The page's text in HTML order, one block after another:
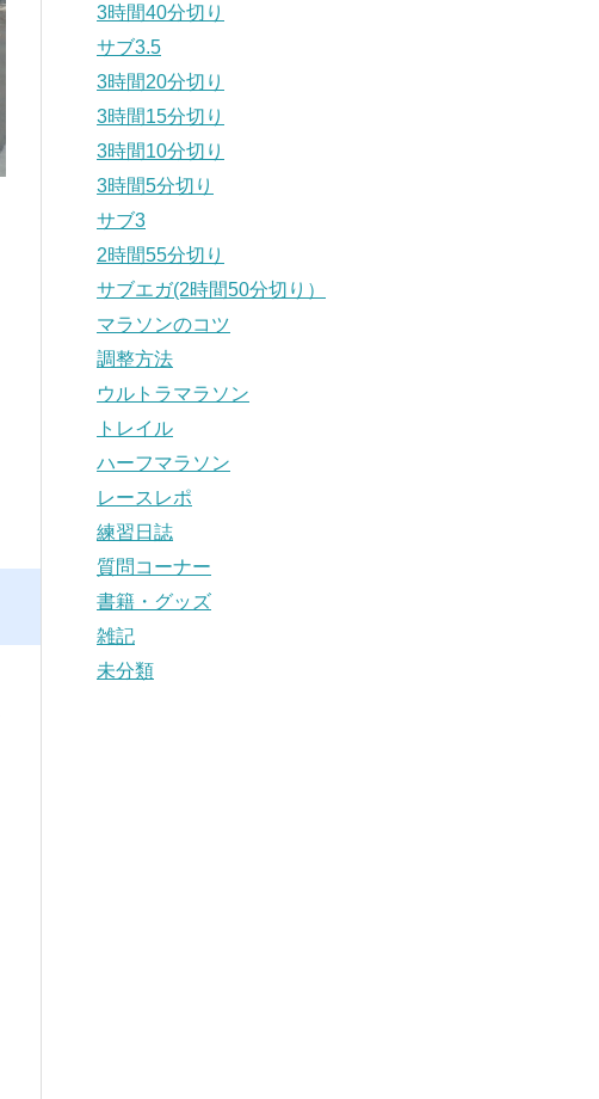
3時間40分切り
サブ3.5
3時間20分切り
3時間15分切り
3時間10分切り
3時間5分切り
サブ3
2時間55分切り
サブエガ(2時間50分切り）
マラソンのコツ
調整方法
ウルトラマラソン
トレイル
ハーフマラソン
レースレポ
練習日誌
質問コーナー
書籍・グッズ
雑記
未分類